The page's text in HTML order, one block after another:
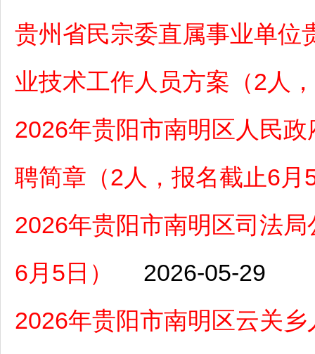
贵州省民宗委直属事业单位
业技术工作人员方案（2人
2026年贵阳市南明区人民
聘简章（2人，报名截止6月
2026年贵阳市南明区司法
6月5日）
2026-05-29
2026年贵阳市南明区云关